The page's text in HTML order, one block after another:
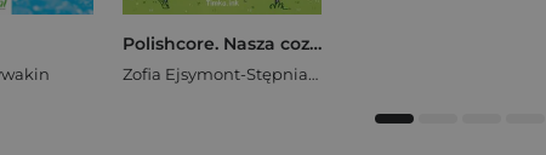
Polishcore. Nasza cozy kolorowanka
Zofia Ejsymont-Stępniak „Timka.ink”